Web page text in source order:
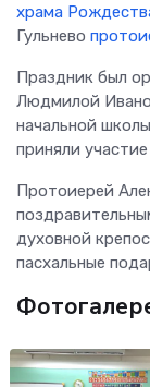
храма
Гульнево
Праздник был
Людмилой
начальной
приняли
Протоиерей
духовной
пасхальные